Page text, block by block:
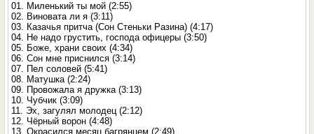
01. Миленький ты мой (2:55)
02. Виновата ли я (3:11)
03. Казачья притча (Сон Стеньки Разина) (4:17)
04. Не надо грустить, господа офицеры (3:50)
05. Боже, храни своих (4:34)
06. Сон мне приснился (3:14)
07. Пел соловей (5:41)
08. Матушка (2:24)
09. Провожала я дружка (3:13)
10. Чубчик (3:09)
11. Эх, загулял молодец (2:12)
12. Чёрный ворон (4:48)
13. Окрасился месяц багрянцем (2:49)